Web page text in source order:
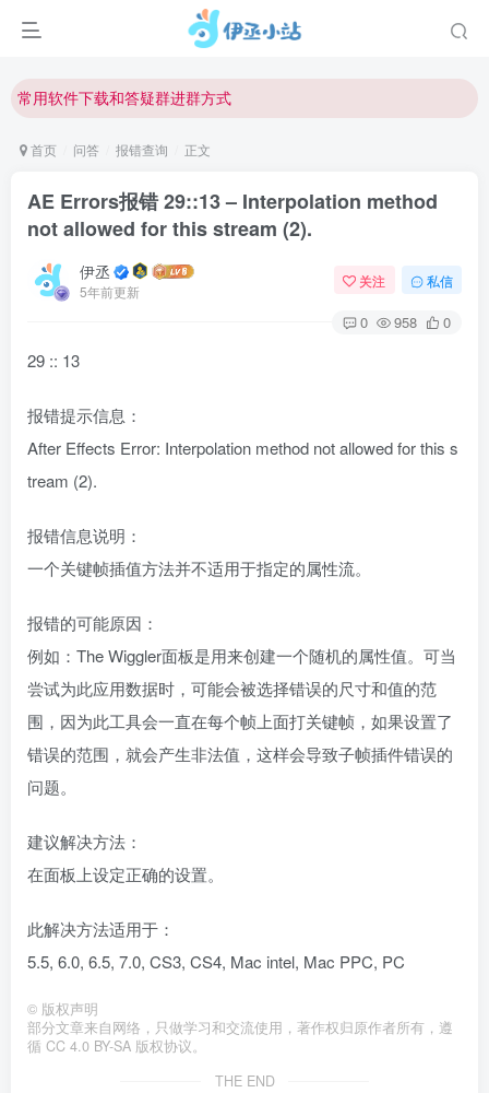
欢迎反馈网站中存在的问题和建议！
常用软件下载和答疑群进群方式
欢迎访问伊丞小站！
首页 问答 报错查询 正文
AE Errors报错 29::13 – Interpolation method
not allowed for this stream (2).
伊丞
5年前更新
关注 私信
0 958 0
29 :: 13
报错提示信息：
After Effects Error: Interpolation method not allowed for this s
tream (2).
报错信息说明：
一个关键帧插值方法并不适用于指定的属性流。
报错的可能原因：
例如：The Wiggler面板是用来创建一个随机的属性值。可当
尝试为此应用数据时，可能会被选择错误的尺寸和值的范
围，因为此工具会一直在每个帧上面打关键帧，如果设置了
错误的范围，就会产生非法值，这样会导致子帧插件错误的
问题。
建议解决方法：
在面板上设定正确的设置。
此解决方法适用于：
5.5, 6.0, 6.5, 7.0, CS3, CS4, Mac intel, Mac PPC, PC
© 版权声明
部分文章来自网络，只做学习和交流使用，著作权归原作者所有，遵
循 CC 4.0 BY-SA 版权协议。
THE END